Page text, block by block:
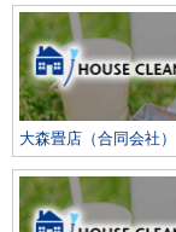
大森畳店（合同会社）